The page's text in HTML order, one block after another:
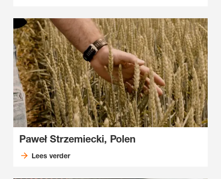
Paweł Strzemiecki, Polen
Lees verder